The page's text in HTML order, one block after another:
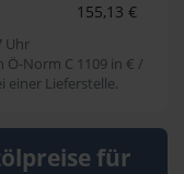
155,13 €
Uhr
Norm C 1109 in € /
einer Lieferstelle.
für